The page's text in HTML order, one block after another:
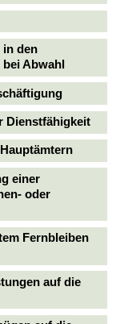
in den
Abwahl
Dienstfähigkeit
einer
oder
Fernbleiben
auf die